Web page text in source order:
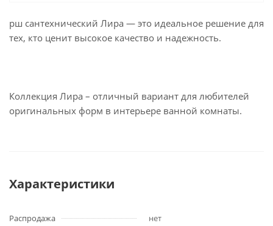
рш сантехнический Лира — это идеальное решение для
тех, кто ценит высокое качество и надежность.
Коллекция Лира – отличный вариант для любителей
оригинальных форм в интерьере ванной комнаты.
Характеристики
Распродажа
нет